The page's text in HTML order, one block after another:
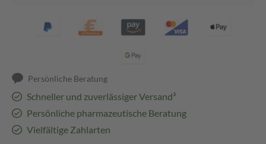
Persönliche Beratung
Schneller und zuverlässiger Versand³
Persönliche pharmazeutische Beratung
Vielfältige Zahlarten